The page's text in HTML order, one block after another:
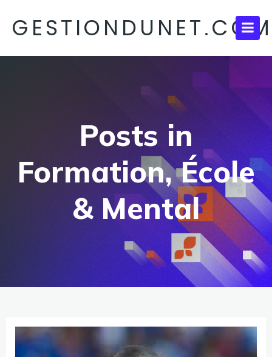
GESTIONDUNET.COM
Posts in
Formation, École
& Mental